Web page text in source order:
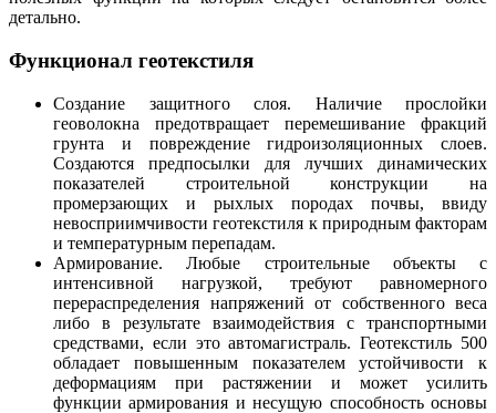
детально.
Функционал геотекстиля
Создание защитного слоя. Наличие прослойки
геоволокна предотвращает перемешивание фракций
грунта и повреждение гидроизоляционных слоев.
Создаются предпосылки для лучших динамических
показателей строительной конструкции на
промерзающих и рыхлых породах почвы, ввиду
невосприимчивости геотекстиля к природным факторам
и температурным перепадам.
Армирование. Любые строительные объекты с
интенсивной нагрузкой, требуют равномерного
перераспределения напряжений от собственного веса
либо в результате взаимодействия с транспортными
средствами, если это автомагистраль. Геотекстиль 500
обладает повышенным показателем устойчивости к
деформациям при растяжении и может усилить
функции армирования и несущую способность основы